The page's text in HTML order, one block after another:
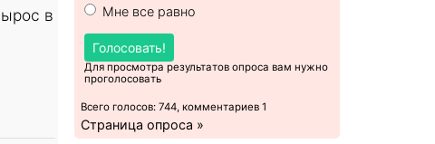
в
Мне все равно
Голосовать!
Для просмотра результатов опроса вам нужно
проголосовать
Всего голосов: 744, комментариев 1
Страница опроса »